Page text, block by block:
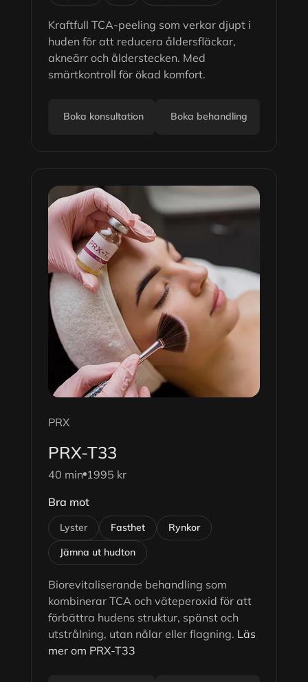
Kraftfull TCA-peeling som verkar djupt i
huden för att reducera åldersfläckar,
akneärr och ålderstecken. Med
smärtkontroll för ökad komfort.
Boka konsultation Boka behandling
PRX
PRX-T33
40 min 1995 kr
Bra mot
Lyster Fasthet
Rynkor
Jämna ut hudton
Biorevitaliserande behandling som
kombinerar TCA och väteperoxid för att
förbättra hudens struktur, spänst och
utstrålning, utan nålar eller flagning. Läs
mer om PRX-T33